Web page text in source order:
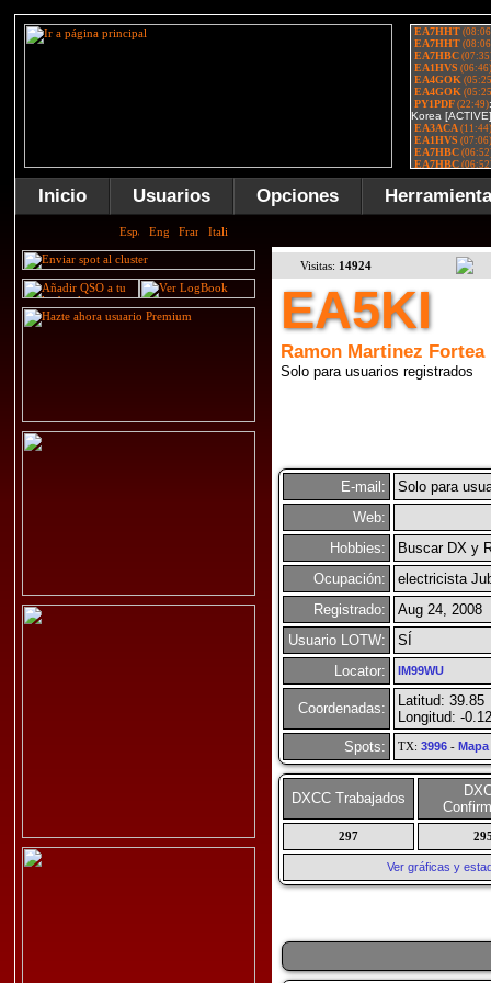
Inicio Usuarios Opciones
Visitas: 14924
EA5KI
Ramon Martinez Fortea
Solo para usuarios registrados
E-mail:
Solo para
Web:
Hobbies:
Buscar DX y
Ocupación:
electricista
Registrado:
Aug 24, 2008
Usuario LOTW:
SÍ
Locator:
IM99WU
Coordenadas:
Latitud: 39.85
Longitud: -0.12
Spots:
TX: 3996- Mapa
DXCC Trabajados
297
Ver gráficas y